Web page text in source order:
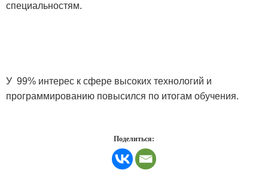
специальностям.
У 99% интерес к сфере высоких технологий и
программированию повысился по итогам обучения.
Поделиться: